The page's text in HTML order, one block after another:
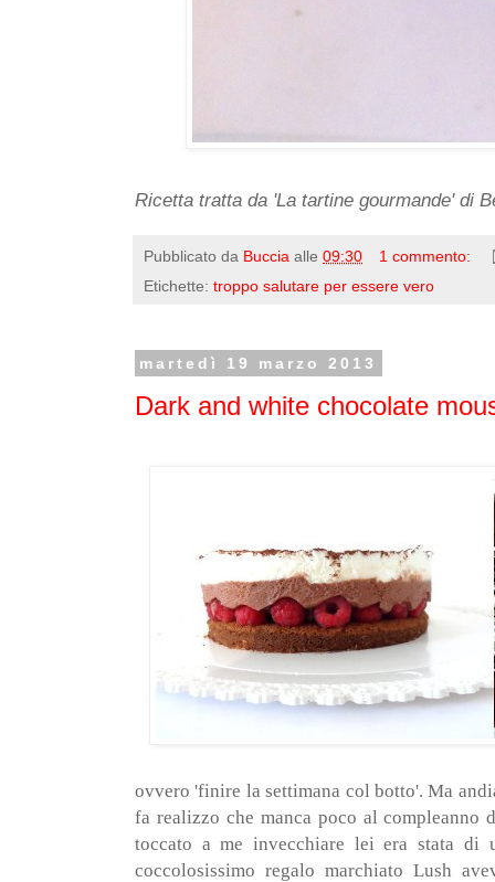
Ricetta tratta da 'La tartine gourmande' di
Pubblicato da Buccia alle 09:30
1 commento:
Etichette: troppo salutare per essere vero
martedì 19 marzo 2013
Dark and white chocolate
ovvero 'finire la settimana col botto'. Ma
fa realizzo che manca poco al compleanno
toccato a me invecchiare lei era stata di
coccolosissimo regalo marchiato Lush